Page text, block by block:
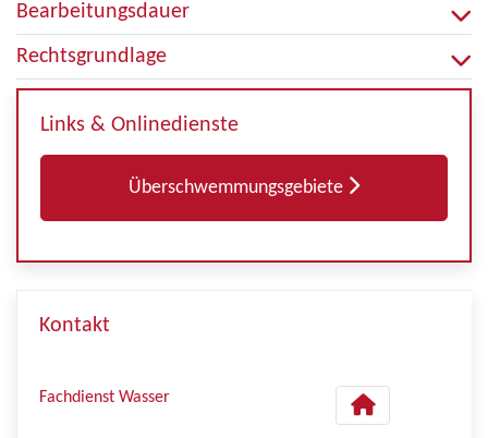
Bearbeitungsdauer
Rechtsgrundlage
Links & Onlinedienste
Überschwemmungsgebiete
Kontakt
Fachdienst Wasser